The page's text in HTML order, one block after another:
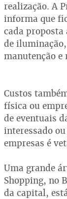
realização. A
informa que
cada proposta
de
manutenção e
Custos
física ou
de eventuais
interessado
empresas é
Uma grande
Shopping, no
da capital,